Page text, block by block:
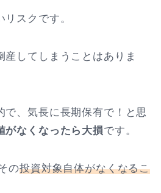
スクです。
産してしまうことはありま
で、気長に長期保有で！と思
がなくなったら大損です。
の投資対象自体がなくなるこ